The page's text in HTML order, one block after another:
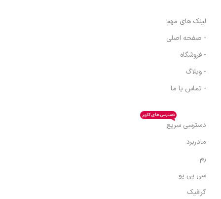
لینک های مهم
- صفحه اصلی
- فروشگاه
- وبلاگ
- تماس با ما
دسترسی سریع
دسترسی های کاربر
مادربرد
رم
سی پی یو
گرافیک